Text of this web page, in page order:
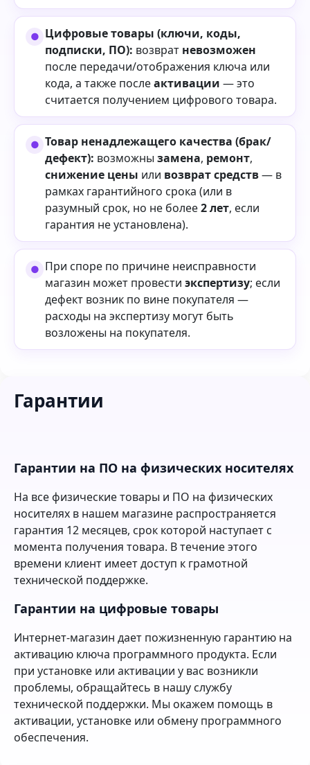
Цифровые товары (ключи, коды,
подписки, ПО): возврат невозможен
после передачи/отображения ключа или
кода, а также послеактивации — это
считается получением цифрового товара.
Товар ненадлежащего качества (брак/
дефект): возможны замена, ремонт,
снижение цены или возврат средств— в
рамках гарантийного срока (или в
разумный срок, но не более2 лет, если
гарантия не установлена).
При споре по причине неисправности
магазин может провести экспертизу; если
дефект возник по вине покупателя —
расходы на экспертизу могут быть
возложены на покупателя.
Гарантии
Гарантии на ПО на физических носителях
На все физические товары и ПО на физических
носителях в нашем магазине распространяется
гарантия 12 месяцев, срок которой наступает с
момента получения товара. В течение этого
времени клиент имеет доступ к грамотной
технической поддержке.
Гарантии на цифровые товары
Интернет-магазин дает пожизненную гарантию на
активацию ключа программного продукта. Если
при установке или активации у вас возникли
проблемы, обращайтесь в нашу службу
технической поддержки. Мы окажем помощь в
активации, установке или обмену программного
обеспечения.